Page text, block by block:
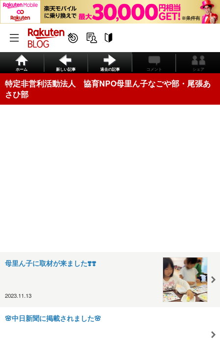
ホーム 新しい記事 過去の記事 コメント シェア
特定非営利活動法人 協育NPO母里ん子なごや部・尾張あ
さひ部
母里ん子に取材が来ました❣️❣️
2023.11.13
🌸中日新聞に掲載されました🌸